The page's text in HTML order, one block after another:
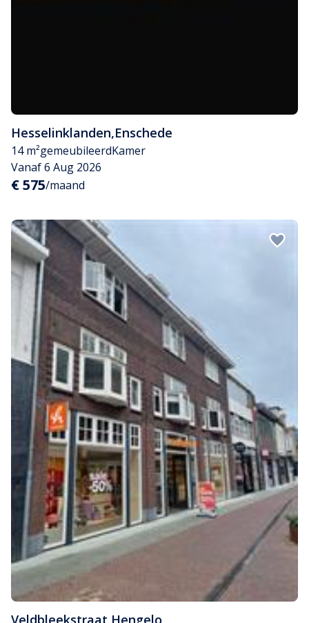
Hesselinklanden,Enschede
14 m²gemeubileerdKamer
Vanaf 6 Aug 2026
€ 575/maand